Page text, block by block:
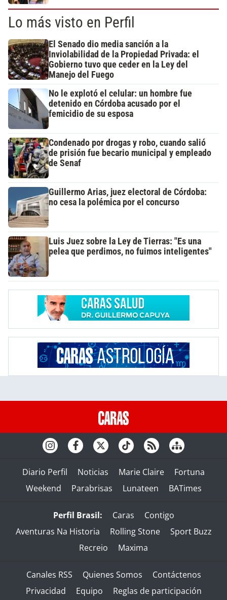
Lo más visto en Perfil
El Senado dio media sanción a la
Inviolabilidad de la Propiedad Privada: el
Gobierno tuvo que ceder en la Ley del
Manejo del Fuego
No le explotó el celular: un hombre fue
detenido en Córdoba acusado por el
femicidio de su esposa
Condenado por drogas y robo, cuando salió
de prisión fue becario municipal y empleado
de Senaf
Guillermo Arias, juez electoral de Córdoba:
no cesa la polémica por el concurso
Luis Juez sobre la Ley de Tierras: "Es una
pelea que perdimos, no fuimos inteligentes"
Diario Perfil Noticias Marie Claire
Fortuna
Weekend
Parabrisas Lunateen BATimes
Perfil Brasil: Caras
Contigo
Aventuras Na Historia
Rolling Stone
Sport Buzz
Recreio
Maxima
Canales RSS Quienes Somos
Contáctenos
Privacidad
Equipo Reglas de participación